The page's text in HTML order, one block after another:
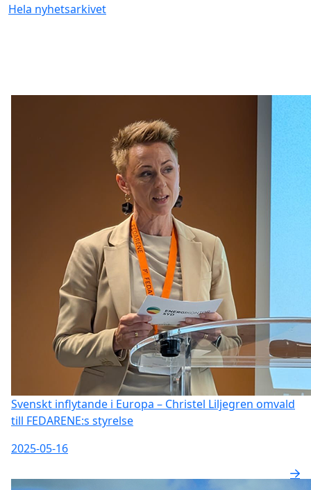
Hela nyhetsarkivet
Svenskt inflytande i Europa – Christel Liljegren omvald
till FEDARENE:s styrelse
2025-05-16